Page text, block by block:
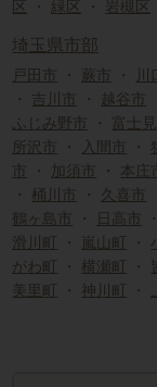
区
・ 緑区 ・ 岩槻区
埼玉県市部
戸田市 ・ 蕨市 ・ 川
・ 吉川市 ・ 越谷市
ふじみ野市
・ 富士見
所沢市
・ 入間市 ・
・ 加須市 ・ 本庄市
・ 桶川市 ・ 久喜市
鶴ヶ島市
・ 日高市 ・
滑川町 ・ 嵐山町 ・
がわ町 ・ 横瀬町 ・
美里町 ・ 神川町 ・